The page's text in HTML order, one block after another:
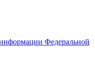
Федеральной